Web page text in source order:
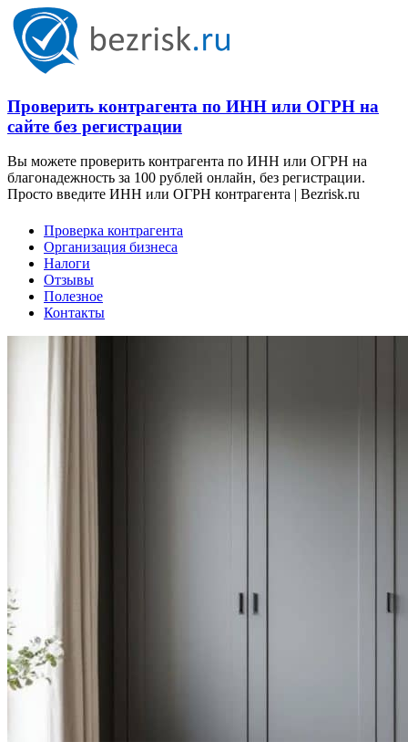
Проверить контрагента по ИНН или ОГРН на
сайте без регистрации
Вы можете проверить контрагента по ИНН или ОГРН на
благонадежность за 100 рублей онлайн, без регистрации.
Просто введите ИНН или ОГРН контрагента | Bezrisk.ru
Проверка контрагента
Организация бизнеса
Налоги
Отзывы
Полезное
Контакты